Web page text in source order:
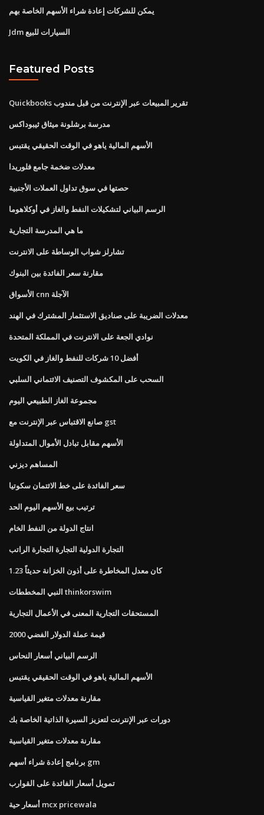
يمكن للشركات إعادة شراء الأسهم الخاصة بهم
Jdm السيارات للبيع
Featured Posts
Quickbooks تقرير المبيعات عبر الإنترنت من قبل مندوب
مدرسة برشلونة ميثاق ثيبوداكس
الأسهم المالية ياهو في الوقت الحقيقي يقتبس
معدلات ضخمة جامع فلوريدا
حصتها في سوق تداول العملات الأجنبية
الرسم البياني لتشكيلات النفط والغاز في أوكلاهوما
ما هي المدرسة التجارية
تشارلز شواب الوساطة على الانترنت
مقارنة سعر الفائدة بين البنوك
الأسواق cnn الآجلة
معدلات الضريبة على صناديق الاستثمار المشترك في الهند
نوادي الجعة على الانترنت في المملكة المتحدة
أفضل 10 شركات للنفط والغاز في الكويت
السحب على المكشوف التصنيف الائتماني السلبي
مجموعة الغاز الطبيعي اليوم
صانع الاقتباس عبر الإنترنت مع gst
الأسهم مقابل تبادل الأموال المتداولة
المساهم ديزني
سعر الفائدة على خط الائتمان سكوتيا
ترتيب بيع الأسهم اليوم الحد
انتاج الدولة من النفط الخام
التجارة الدولية التجارة التجارة الراتب
كان معدل المخاطرة على أذون الخزانة حديثاً 1.23
النبي المخططات thinkorswim
المستحقات التجارية المعنى في الأعمال التجارية
قيمة عملة الدولار الفضي 2000
الرسم البياني أسعار النحاس
الأسهم المالية ياهو في الوقت الحقيقي يقتبس
مقارنة معدلات متغير القياسية
دورات عبر الإنترنت لتعزيز السيرة الذاتية الخاصة بك
مقارنة معدلات متغير القياسية
برنامج إعادة شراء أسهم gm
تمويل أسعار الفائدة على القوارب
أسعار حية mcx pricewala